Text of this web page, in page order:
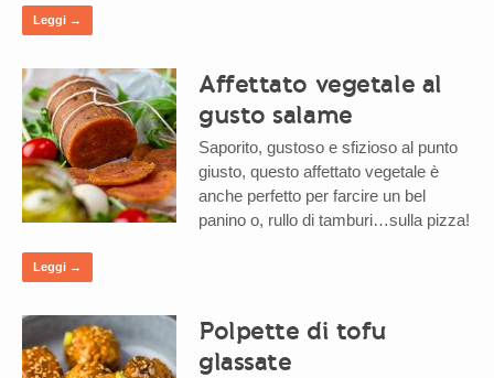
Leggi →
Affettato vegetale al
gusto salame
Saporito, gustoso e sfizioso al punto
giusto, questo affettato vegetale è
anche perfetto per farcire un bel
panino o, rullo di tamburi…sulla pizza!
Leggi →
Polpette di tofu
glassate